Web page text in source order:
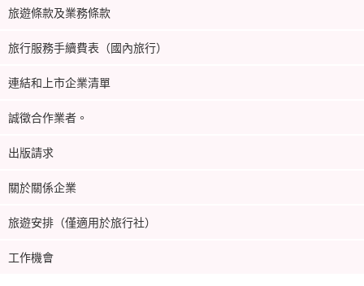
旅遊條款及業務條款
旅行服務手續費表（國內旅行）
連結和上市企業清單
誠徵合作業者。
出版請求
關於關係企業
旅遊安排（僅適用於旅行社）
工作機會